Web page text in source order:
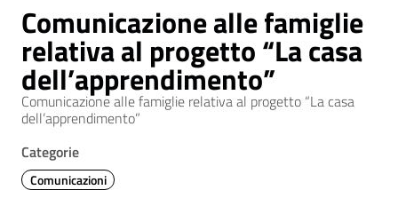
Comunicazione alle famiglie
relativa al progetto “La casa
dell’apprendimento”
Comunicazione alle famiglie relativa al progetto “La casa
dell’apprendimento”
Categorie
Comunicazioni